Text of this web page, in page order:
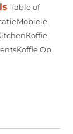
Table of
Op